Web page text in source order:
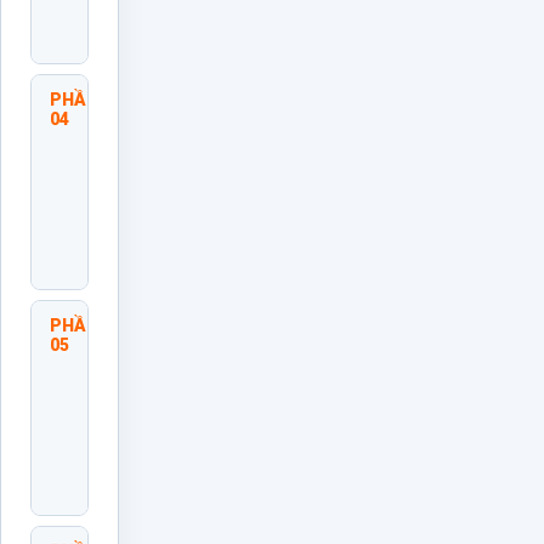
PHẦN
04
PHẦN
05